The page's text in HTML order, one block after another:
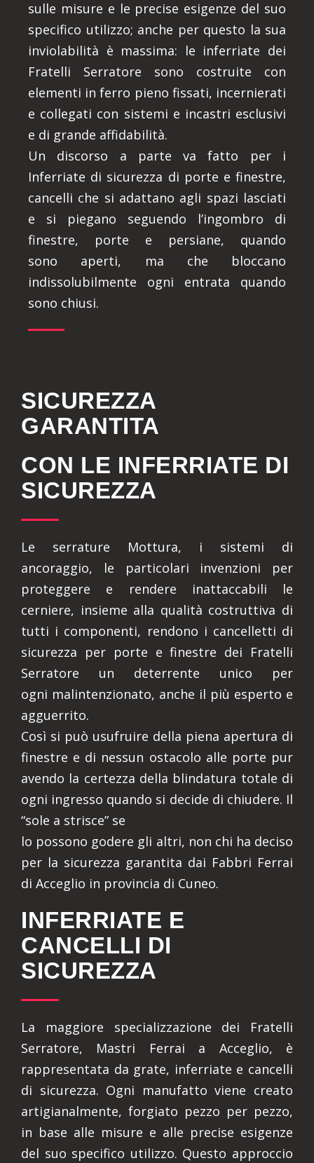
sulle misure e le precise esigenze del suo
specifico utilizzo; anche per questo la sua
inviolabilità è massima: le inferriate dei
Fratelli Serratore sono costruite con
elementi in ferro pieno fissati, incernierati
e collegati con sistemi e incastri esclusivi
e di grande affidabilità.
Un discorso a parte va fatto per i
Inferriate di sicurezza di porte e finestre,
cancelli che si adattano agli spazi lasciati
e si piegano seguendo l’ingombro di
finestre, porte e persiane, quando
sono aperti, ma che bloccano
indissolubilmente ogni entrata quando
sono chiusi.
SICUREZZA
GARANTITA
CON LE INFERRIATE DI
SICUREZZA
Le serrature Mottura, i sistemi di
ancoraggio, le particolari invenzioni per
proteggere e rendere inattaccabili le
cerniere, insieme alla qualità costruttiva di
tutti i componenti, rendono i cancelletti di
sicurezza per porte e finestre dei Fratelli
Serratore un deterrente unico per
ogni malintenzionato, anche il più esperto e
agguerrito.
Così si può usufruire della piena apertura di
finestre e di nessun ostacolo alle porte pur
avendo la certezza della blindatura totale di
ogni ingresso quando si decide di chiudere. Il
“sole a strisce” se
lo possono godere gli altri, non chi ha deciso
per la sicurezza garantita dai Fabbri Ferrai
di Acceglio in provincia di Cuneo.
INFERRIATE E
CANCELLI DI
SICUREZZA
La maggiore specializzazione dei Fratelli
Serratore, Mastri Ferrai a Acceglio, è
rappresentata da grate, inferriate e cancelli
di sicurezza. Ogni manufatto viene creato
artigianalmente, forgiato pezzo per pezzo,
in base alle misure e alle precise esigenze
del suo specifico utilizzo. Questo approccio